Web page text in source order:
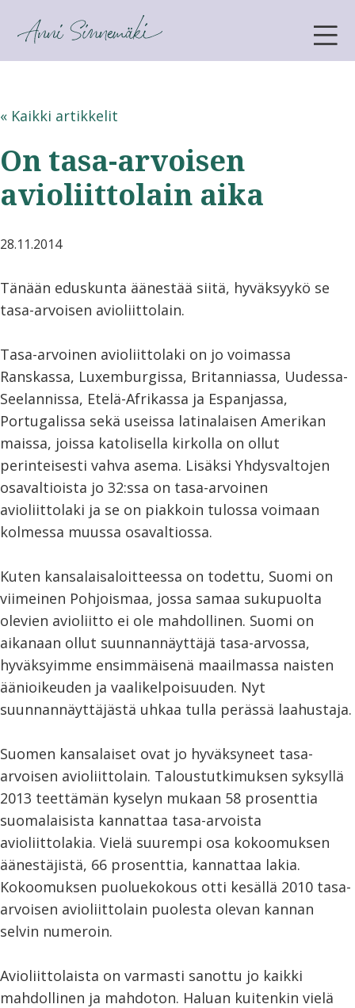
ANNI SINNEMÄKI
« Kaikki artikkelit
On tasa-arvoisen
avioliittolain aika
28.11.2014
Tänään eduskunta äänestää siitä, hyväksyykö se
tasa-arvoisen avioliittolain.
Tasa-arvoinen avioliittolaki on jo voimassa
Ranskassa, Luxemburgissa, Britanniassa, Uudessa-
Seelannissa, Etelä-Afrikassa ja Espanjassa,
Portugalissa sekä useissa latinalaisen Amerikan
maissa, joissa katolisella kirkolla on ollut
perinteisesti vahva asema. Lisäksi Yhdysvaltojen
osavaltioista jo 32:ssa on tasa-arvoinen
avioliittolaki ja se on piakkoin tulossa voimaan
kolmessa muussa osavaltiossa.
Kuten kansalaisaloitteessa on todettu, Suomi on
viimeinen Pohjoismaa, jossa samaa sukupuolta
olevien avioliitto ei ole mahdollinen. Suomi on
aikanaan ollut suunnannäyttäjä tasa-arvossa,
hyväksyimme ensimmäisenä maailmassa naisten
äänioikeuden ja vaalikelpoisuuden. Nyt
suunnannäyttäjästä uhkaa tulla perässä laahustaja.
Suomen kansalaiset ovat jo hyväksyneet tasa-
arvoisen avioliittolain. Taloustutkimuksen syksyllä
2013 teettämän kyselyn mukaan 58 prosenttia
suomalaisista kannattaa tasa-arvoista
avioliittolakia. Vielä suurempi osa kokoomuksen
äänestäjistä, 66 prosenttia, kannattaa lakia.
Kokoomuksen puoluekokous otti kesällä 2010 tasa-
arvoisen avioliittolain puolesta olevan kannan
selvin numeroin.
Avioliittolaista on varmasti sanottu jo kaikki
mahdollinen ja mahdoton. Haluan kuitenkin vielä